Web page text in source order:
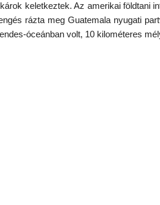
keletkeztek. Az amerikai földtani
rázta meg Guatemala nyugati
óceánban volt, 10 kilométeres